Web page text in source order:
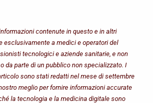
contenute in questo e in altri
esclusivamente a medici e operatori del
tecnologici e aziende sanitarie, e non
da parte di un pubblico non specializzato. I
sono stati redatti nel mese di settembre
meglio per fornire informazioni accurate
la tecnologia e la medicina digitale sono